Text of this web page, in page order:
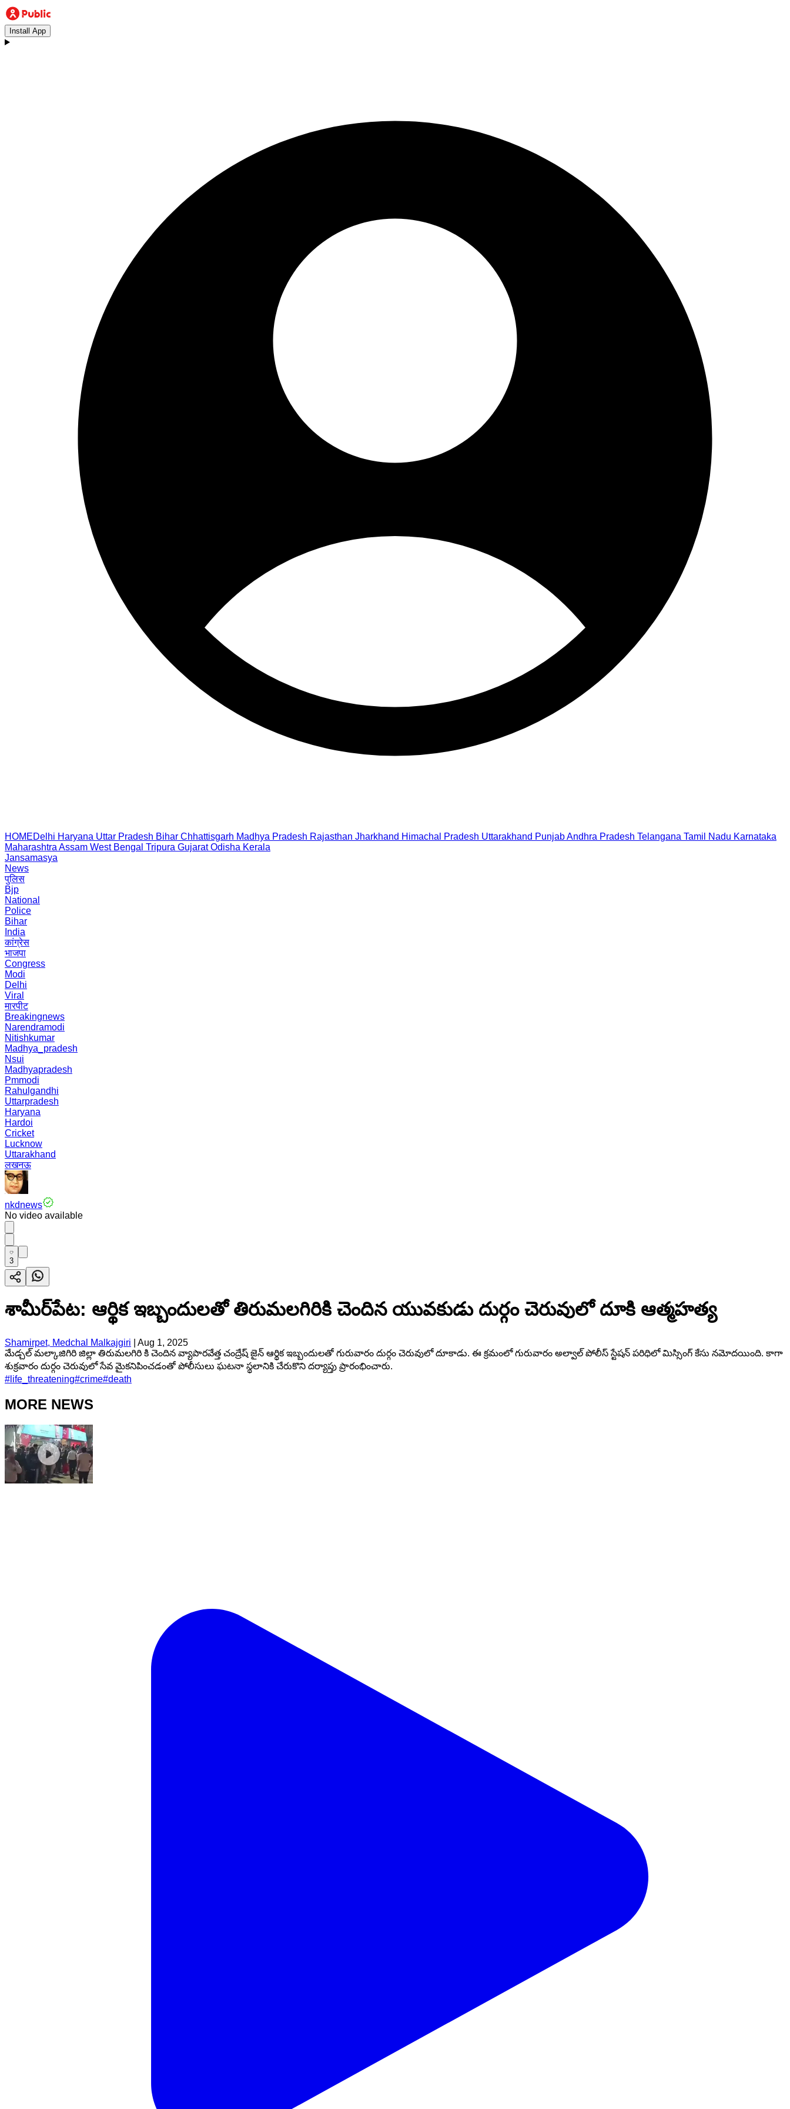
Install App
HOMEDelhi Haryana Uttar Pradesh Bihar Chhattisgarh Madhya Pradesh Rajasthan Jharkhand Himachal Pradesh Uttarakhand PunjabAndhra Pradesh Telangana Tamil Nadu Karnataka
Maharashtra Assam West Bengal Tripura Gujarat Odisha Kerala
Jansamasya
News
पुलिस
Bjp
National
Police
Bihar
India
कांग्रेस
भाजपा
Congress
Modi
Delhi
Viral
मारपीट
Breakingnews
Narendramodi
Nitishkumar
Madhya_pradesh
Nsui
Madhyapradesh
Pmmodi
Rahulgandhi
Uttarpradesh
Haryana
Hardoi
Cricket
Lucknow
Uttarakhand
लखनऊ
nkdnews
No video available
3
శామీర్‌పేట: ఆర్థిక ఇబ్బందులతో తిరుమలగిరికి చెందిన యువకుడు దుర్గం చెరువులో దూకి ఆత్మహత్య
Shamirpet, Medchal Malkajgiri
Aug 1, 2025
మేడ్చల్ మల్కాజిగిరి జిల్లా తిరుమలగిరి కి చెందిన వ్యాపారవేత్త చంద్రేష్ జైన్ ఆర్థిక ఇబ్బందులతో గురువారం దుర్గం చెరువులో దూకాడు. ఈ క్రమంలో గురువారం అల్వాల్ పోలీస్ స్టేషన్ పరిధిలో మిస్సింగ్ కేసు నమోదయింది. కాగా
శుక్రవారం దుర్గం చెరువులో సేవ మైకనిపించడంతో పోలీసులు ఘటనా స్థలానికి చేరుకొని దర్యాప్తు ప్రారంభించారు.
# life_threatening#crime#death
MORE NEWS